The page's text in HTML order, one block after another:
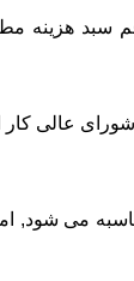
عالی
می شود,